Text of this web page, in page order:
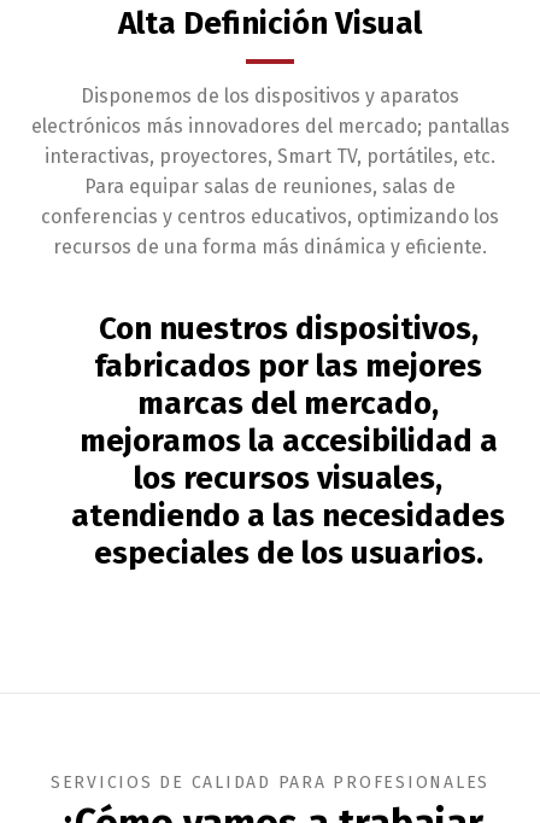
Alta Definición Visual
Disponemos de los dispositivos y aparatos
electrónicos más innovadores del mercado; pantallas
interactivas, proyectores, Smart TV, portátiles, etc.
Para equipar salas de reuniones, salas de
conferencias y centros educativos, optimizando los
recursos de una forma más dinámica y eficiente.
Con nuestros dispositivos,
fabricados por las mejores
marcas del mercado,
mejoramos la accesibilidad a
los recursos visuales,
atendiendo a las necesidades
especiales de los usuarios.
SERVICIOS DE CALIDAD PARA PROFESIONALES